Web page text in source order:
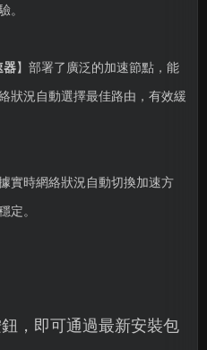
。
器】部署了廣泛的加速節點，能
狀況自動選擇最佳路由，有效緩
實時網絡狀況自動切換加速方
定。
，即可通過最新安裝包